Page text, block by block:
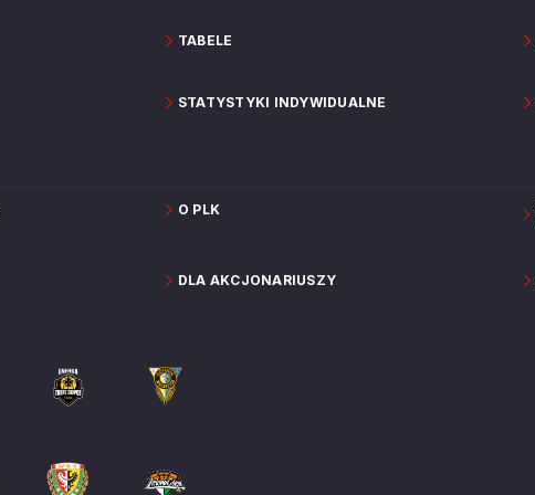
TABELE
STATYSTYKI INDYWIDUALNE
O PLK
DLA AKCJONARIUSZY